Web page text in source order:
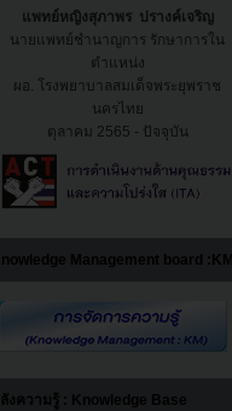
แพทย์หญิงสุภาพร ปรางค์เจริญ
นายแพทย์ชำนาญการ รักษาการใน
ตำแหน่ง
ผอ. โรงพยาบาลสมเด็จพระยุพราช
นครไทย
ตุลาคม 2565 - ปัจจุบัน
Management board :KM
งความรู้ : Knowledge Base